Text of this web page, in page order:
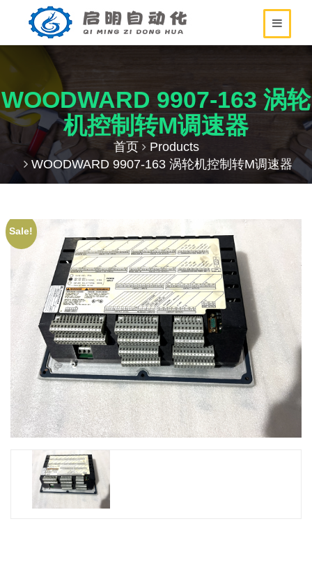
WOODWARD 9907-163 涡轮
机控制转M调速器
首页
Products
WOODWARD 9907-163 涡轮机控制转M调速器
Sale!